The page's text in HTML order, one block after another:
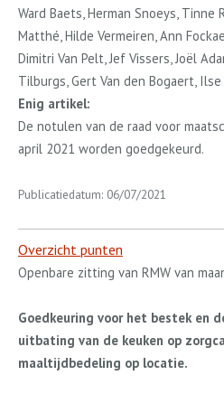
Ward Baets, Herman Snoeys, Tinne
Matthé, Hilde Vermeiren, Ann
Dimitri Van Pelt, Jef Vissers, Joël
Tilburgs, Gert Van den Bogaert,
Enig artikel:
De notulen van de raad voor
april 2021 worden goedgekeurd.
Publicatiedatum: 06/07/2021
Overzicht punten
Openbare zitting van RMW van
Goedkeuring voor het bestek en
uitbating van de keuken op
maaltijdbedeling op locatie.